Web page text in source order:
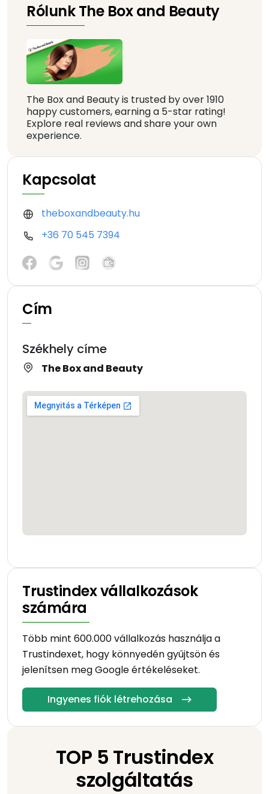
Rólunk The Box and Beauty
The Box and Beauty is trusted by over 1910
happy customers, earning a 5-star rating!
Explore real reviews and share your own
experience.
Kapcsolat
theboxandbeauty.hu
+36 70 545 7394
Cím
Székhely címe
The Box and Beauty
Trustindex vállalkozások
számára
Több mint 600.000 vállalkozás használja a
Trustindexet, hogy könnyedén gyűjtsön és
jelenítsen meg Google értékeléseket.
Ingyenes fiók létrehozása
TOP 5 Trustindex
szolgáltatás